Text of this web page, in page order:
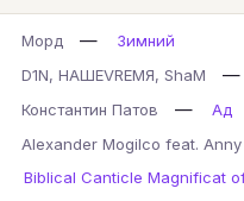
Морд —
Зимний
D1N, НАШЕVREMЯ, ShaM
—
Константин Патов
—
Ад
Alexander Mogilco feat.
Biblical Canticle Magnificat